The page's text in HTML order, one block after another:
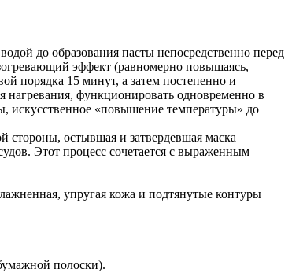
до образования пасты непосредственно перед
эффект (равномерно повышаясь,
порядка 15 минут, а затем постепенно и
нагревания, функционировать одновременно в
искусственное «повышение температуры» до
остывшая и затвердевшая маска
Этот процесс сочетается с выраженным
упругая кожа и подтянутые контуры
полоски).